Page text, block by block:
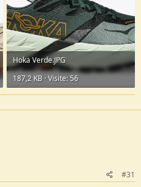
Hoka Verde.JPG
187,2 KB · Visite: 56
#31